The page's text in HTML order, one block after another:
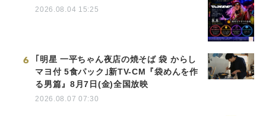
2026.08.04 15:25
6
｢明星 一平ちゃん夜店の焼そば 袋 からし
マヨ付 5食パック｣新TV-CM『袋めんを作
る男篇』8月7日(金)全国放映
2026.08.07 07:30